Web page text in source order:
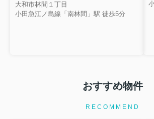
大和市林間１丁目
小田急江ノ島線「南林間」駅 徒歩5分
おすすめ物件
RECOMMEND